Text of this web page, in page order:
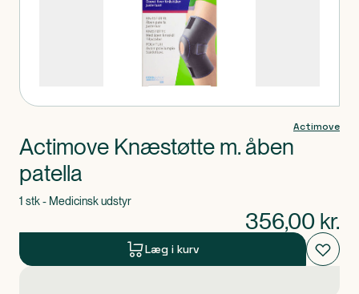
Actimove
Actimove Knæstøtte m. åben
patella
1 stk - Medicinsk udstyr
356,00 kr.
Læg i kurv